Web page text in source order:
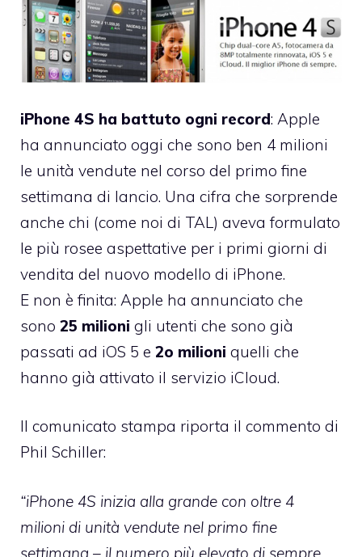
iPhone 4S ha battuto ogni record: Apple
ha annunciato oggi che sono ben 4 milioni
le unità vendute nel corso del primo fine
settimana di lancio. Una cifra che sorprende
anche chi (come noi di TAL) aveva formulato
le più rosee aspettative per i primi giorni di
vendita del nuovo modello di iPhone.
E non è finita: Apple ha annunciato che
sono 25 milioni gli utenti che sono già
passati ad iOS 5 e 2o milioni quelli che
hanno già attivato il servizio iCloud.
Il comunicato stampa riporta il commento di
Phil Schiller:
“iPhone 4S inizia alla grande con oltre 4
milioni di unità vendute nel primo fine
settimana – il numero più elevato di sempre